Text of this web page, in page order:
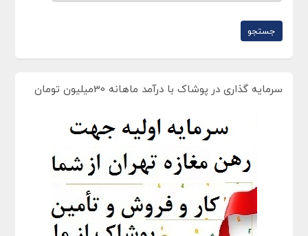
سرمایه گذاری در پوشاک با درآمد ماهانه 30میلیون تومان